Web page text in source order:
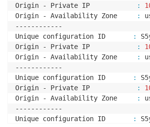
Origin - Private IP
:
Origin - Availability Zone
:
------------
Unique configuration ID
:
Origin - Private IP
:
Origin - Availability Zone
:
------------
Unique configuration ID
:
Origin - Private IP
:
Origin - Availability Zone
:
------------
Unique configuration ID
: